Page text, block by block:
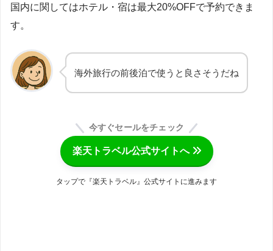
国内に関してはホテル・宿は最大20%OFFで予約できま
す。
海外旅行の前後泊で使うと良さそうだね
今すぐセールをチェック
楽天トラベル公式サイトへ
タップで『楽天トラベル』公式サイトに進みます